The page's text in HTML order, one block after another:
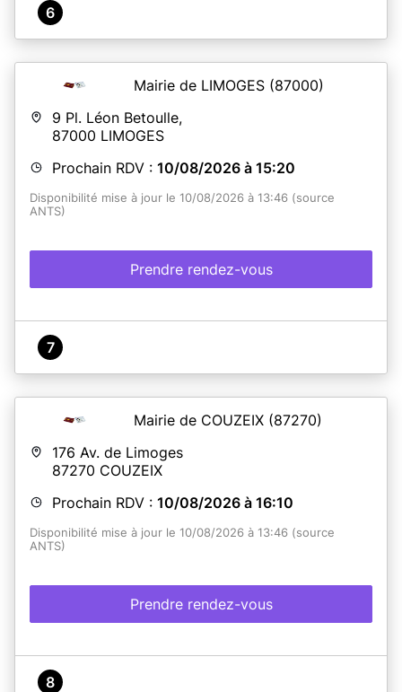
6
Mairie de LIMOGES (87000)
9 Pl. Léon Betoulle,
87000 LIMOGES
Prochain RDV : 10/08/2026 à 15:20
Disponibilité mise à jour le 10/08/2026 à 13:46 (source
ANTS)
Prendre rendez-vous
7
Mairie de COUZEIX (87270)
176 Av. de Limoges
87270 COUZEIX
Prochain RDV : 10/08/2026 à 16:10
Disponibilité mise à jour le 10/08/2026 à 13:46 (source
ANTS)
Prendre rendez-vous
8